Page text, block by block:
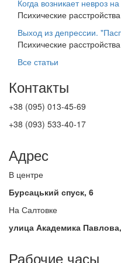
Когда возникает невроз
Психические
Выход из депрессии.
Психические
Все статьи
Контакты
+38 (095) 013-45-69
+38 (093) 533-40-17
Адрес
В центре
Бурсацький спуск, 6
На Салтовке
улица Академика
Рабочие часы